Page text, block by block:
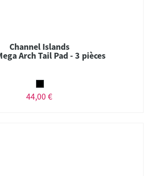
Channel Islands
Arch Tail Pad - 3 pièces
44,00 €